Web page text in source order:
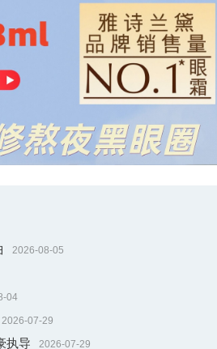
嵌入金质边框内，螺钉衔接处均饰以八
八角齿轮组件，亦是水手控制船帆的助
2026-08-05
04
2026-07-29
执导 2026-07-29